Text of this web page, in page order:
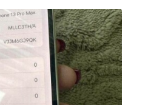
นไม่ใช่แค่เครื่องใช้ไฟฟ้า แต่เป็น
ยนรุ่น หรือต้องการเงินด่วน เราจึง
ราบปรามความยุ่งยากทั้งหลาย โดย
ทีเมื่อตกลงซื้อขายสำเร็จ บริการของเรา
Samsung ทุกรุ่น, iPad และแท็บเล็ต
ใช้งานแล้ว ตกแต่งแล้ว หรือมีรอยบ้าง
ค่ยี่ห้อ แต่ขึ้นอยู่กับสภาพจริง ความครบ
เราจึงตั้งใจให้บริการในเขต
รามอินทรา รับซื้อโทรศัพท์เสนานิคม
ตบุ๊ค,รับซื้อไอโฟน, รับซื้อไอแพด, รับ
รอบคลุมทั่วกรุงเทพ และพื้นที่ใกล้
ริการ รับซื้อแมคบุค,รับซื้อโน๊ตบุ๊ค,รับ
หรือ รับซื้อแท็บเล็ต บริการครอบคลุม
ม รับซื้อ Samsung และมือถือ
รุ่นเก่า ประสบการณ์เหนือระดับกับ
ซื้อมือถือ ยินดีต้อนรับสู่ “รับซื้อขายมือ